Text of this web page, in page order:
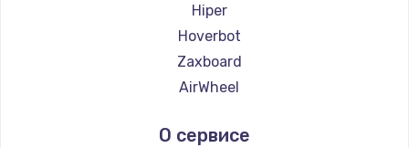
Hiper
Hoverbot
Zaxboard
AirWheel
Hunter
О сервисе